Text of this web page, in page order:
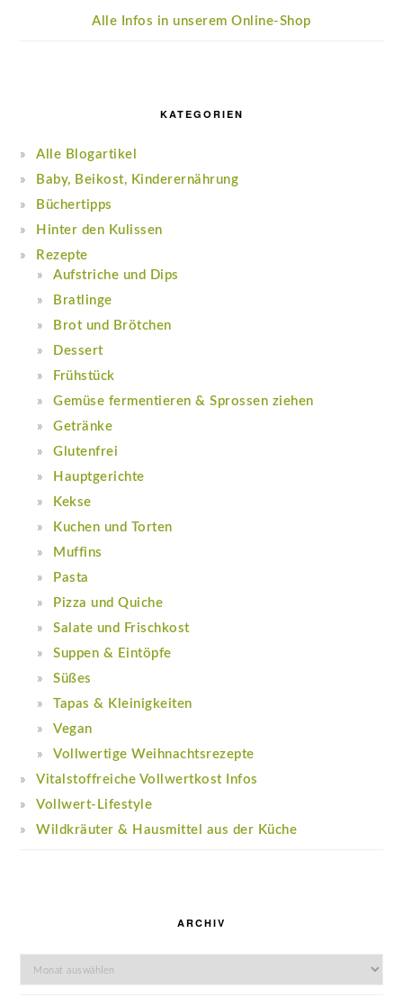
Alle Infos in unserem Online-Shop
KATEGORIEN
Alle Blogartikel
Baby, Beikost, Kinderernährung
Büchertipps
Hinter den Kulissen
Rezepte
Aufstriche und Dips
Bratlinge
Brot und Brötchen
Dessert
Frühstück
Gemüse fermentieren & Sprossen ziehen
Getränke
Glutenfrei
Hauptgerichte
Kekse
Kuchen und Torten
Muffins
Pasta
Pizza und Quiche
Salate und Frischkost
Suppen & Eintöpfe
Süßes
Tapas & Kleinigkeiten
Vegan
Vollwertige Weihnachtsrezepte
Vitalstoffreiche Vollwertkost Infos
Vollwert-Lifestyle
Wildkräuter & Hausmittel aus der Küche
ARCHIV